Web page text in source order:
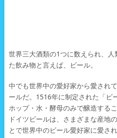
世界三大酒類の1つに数えられ、人
た飲み物と言えば、ビール。
中でも世界中の愛好家から愛され
ールだ。1516年に制定された「ビ
ホップ・水・酵母のみで醸造する
ドイツビールは、さまざまな産地
とで世界中のビール愛好家に愛され